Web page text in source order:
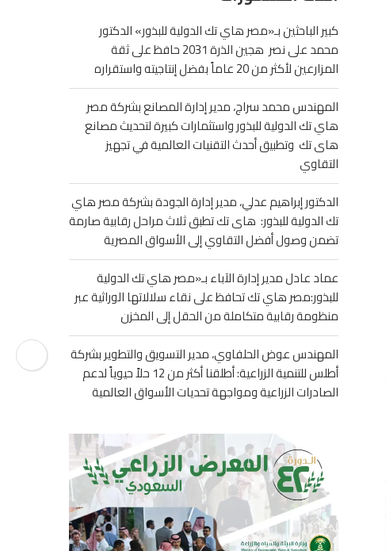
كبير الباحثين بـ«مصر هاي تك الدولية للبذور» الدكتور
محمد على نصر هجين الذرة 2031 حافظ على ثقة
المزارعين لأكثر من 20 عاماً بفضل إنتاجيته واستقراره
المهندس محمد سراج، مدير إدارة المصانع بشركة مصر
هاي تك الدولية للبذور واستثمارات كبيرة لتحديث مصانع
هاى تك وتطبيق أحدث التقنيات العالمية في تجهيز
التقاوي
الدكتور إبراهيم عدلي، مدير إدارة الجودة بشركة مصر هاي
تك الدولية للبذور: هاى تك تطبق ثلاث مراحل رقابية صارمة
تضمن وصول أفضل التقاوي إلى الأسواق المصرية
عماد عادل مدير إدارة الآباء بـ«مصر هاي تك الدولية
للبذور:مصر هاي تك تحافظ على نقاء سلالاتها الوراثية عبر
منظومة رقابية متكاملة من الحقل إلى المخزن
المهندس عوض الحلفاوي، مدير التسويق والتطوير بشركة
أطلس للتنمية الزراعية: أطلقنا أكثر من 12 حلاً حيوياً لدعم
الصادرات الزراعية ومواجهة تحديات الأسواق العالمية